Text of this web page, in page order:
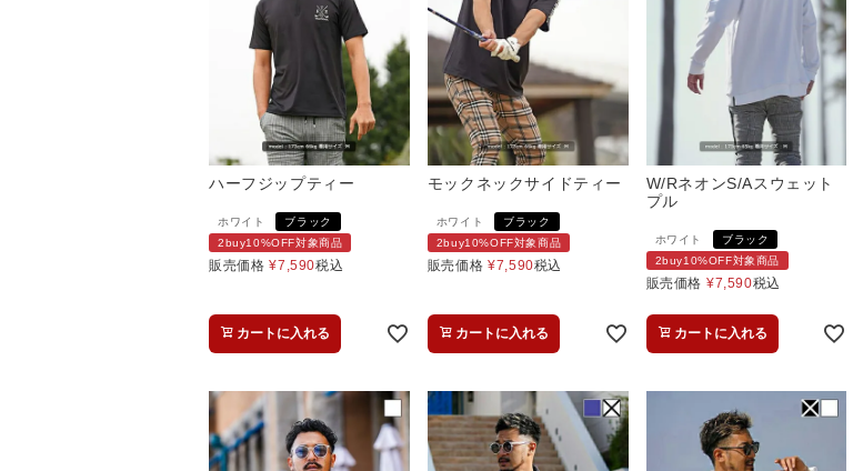
ハーフジップティー
ホワイト
ブラック
2buy10%OFF対象商品
販売価格 ¥7,590税込
カートに入れる
モックネックサイドティー
ホワイト
ブラック
2buy10%OFF対象商品
販売価格 ¥7,590税込
カートに入れる
W/RネオンS/Aスウェット
プル
ホワイト
ブラック
2buy10%OFF対象商品
販売価格 ¥7,590税込
カートに入れる